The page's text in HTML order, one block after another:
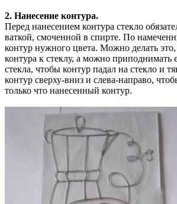
2. Нанесение контура.
Перед нанесением контура стекло
ваткой, смоченной в спирте. По
контур нужного цвета. Можно делать
контура к стеклу, а можно приподнимать
стекла, чтобы контур падал на стекло и
контур сверху-вниз и слева-направо,
только что нанесенный контур.